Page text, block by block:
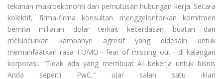
tekanan makroekonomi dan pemutusan hubungan kerja. Secara
kolektif, firma-firma konsultan menggelontorkan komitmen
bernilai miliaran dolar terkait kecerdasan buatan dan
meluncurkan kampanye agresif yang didesain untuk
memanfaatkan rasa FOMO—fear of missing out—di kalangan
korporasi. “Tidak ada yang membuat AI bekerja untuk bisnis
Anda seperti PwC,” ujar salah satu iklan